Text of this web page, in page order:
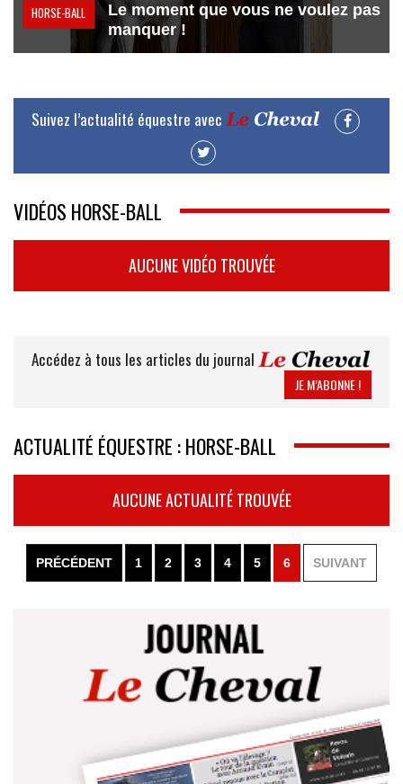
HORSE-BALL
Le moment que vous ne voulez pas
manquer !
Suivez l’actualité équestre avec
VIDÉOS HORSE-BALL
AUCUNE VIDÉO TROUVÉE
Accédez à tous les articles du journal
JE M’ABONNE !
ACTUALITÉ ÉQUESTRE : HORSE-BALL
AUCUNE ACTUALITÉ TROUVÉE
PRÉCÉDENT 1 2 3 4 5 6 SUIVANT